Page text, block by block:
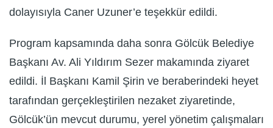
dolayısıyla Caner Uzuner’e teşekkür edildi.
Program kapsamında daha sonra Gölcük Belediye
Başkanı Av. Ali Yıldırım Sezer makamında ziyaret
edildi. İl Başkanı Kamil Şirin ve beraberindeki heyet
tarafından gerçekleştirilen nezaket ziyaretinde,
Gölcük’ün mevcut durumu, yerel yönetim çalışmaları